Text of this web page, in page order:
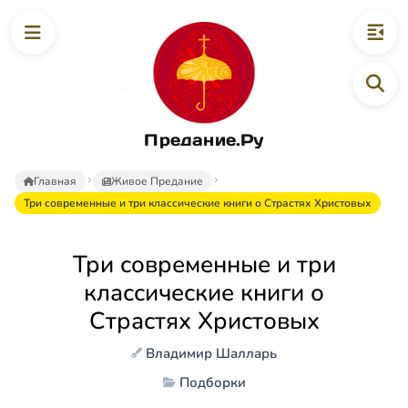
Предание.Ру
Главная
Живое Предание
Три современные и три классические книги о Страстях Христовых
Три современные и три
классические книги о
Страстях Христовых
Владимир Шалларь
Подборки